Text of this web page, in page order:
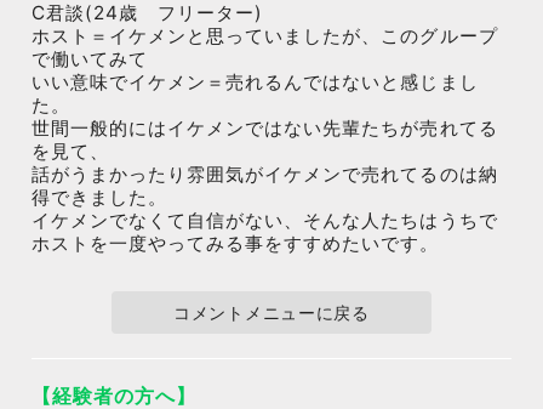
C君談(24歳 フリーター)
ホスト＝イケメンと思っていましたが、このグループ
で働いてみて
いい意味でイケメン＝売れるんではないと感じまし
た。
世間一般的にはイケメンではない先輩たちが売れてる
を見て、
話がうまかったり雰囲気がイケメンで売れてるのは納
得できました。
イケメンでなくて自信がない、そんな人たちはうちで
ホストを一度やってみる事をすすめたいです。
コメントメニューに戻る
【経験者の方へ】